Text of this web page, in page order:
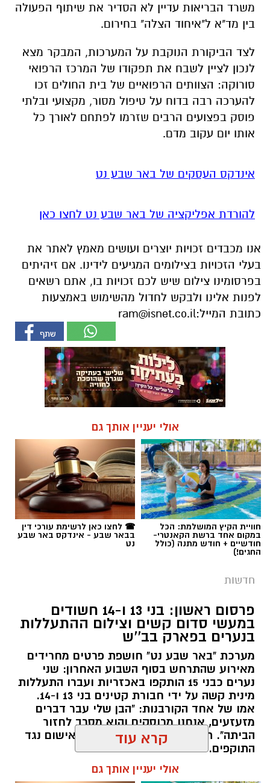
משרד הבריאות עדיין לא הסדיר את שיתוף הפעולה
בין מד"א ל"איחוד הצלה" בחירום.
לצד הביקורת הנוקבת על המערכות, המבקר מצא
לנכון לציין לשבח את תפקודו של המרכז הרפואי
סורוקה: הצוותים הרפואיים של בית החולים זכו
להערכה רבה בדוח על טיפול מסור, מקצועי ובלתי
פוסק בפצועים הרבים שזרמו לפתחם לאורך כל
אותו יום עקוב מדם.
אינדקס העסקים של באר שבע נט
להורדת אפליקציה של באר שבע נט לחצו כאן
אנו מכבדים זכויות יוצרים ועושים מאמץ לאתר את
בעלי הזכויות בצילומים המגיעים לידינו. אם זיהיתים
בפרסומינו צילום שיש לכם זכויות בו, אתם רשאים
לפנות אלינו ולבקש לחדול מהשימוש באמצעות
כתובת המייל:ram@isnet.co.il
אולי יעניין אותך גם
חוויית הקיץ המושלמת: הכל
במקום אחד ברשת הקאנטרי-
חודשיים + חודש מתנה (כולל
החגים!)
☎ לחצו כאן לרשימת עורכי דין
בבאר שבע - אינדקס באר שבע
נט
חדשות
פרסום ראשון: בני 13 ו-14 חשודים
במעשי סדום קשים וצילום ההתעללות
בנערים בפארק בב''ש
מערכת "באר שבע נט" חושפת פרטים מחרידים
מאירוע שהתרחש בסוף השבוע האחרון: שני
נערים כבני 15 הותקפו באכזריות ועברו התעללות
מינית קשה על ידי חבורת קטינים בני 13 ו-14.
אמו של אחד הקורבנות: "הבן שלי עבר דברים
מזעזעים, אנחנו מרוסקים והוא מסרב לחזור
הביתה". תוך ימים ספורים: צפוי כתב אישום נגד
התוקפים.
קרא עוד
אולי יעניין אותך גם